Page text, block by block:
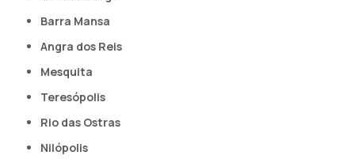
Barra Mansa
Angra dos Reis
Mesquita
Teresópolis
Rio das Ostras
Nilópolis